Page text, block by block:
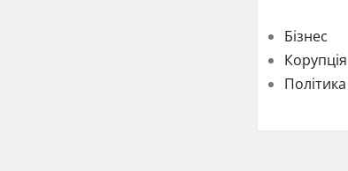
Бізнес
Корупція
Політика